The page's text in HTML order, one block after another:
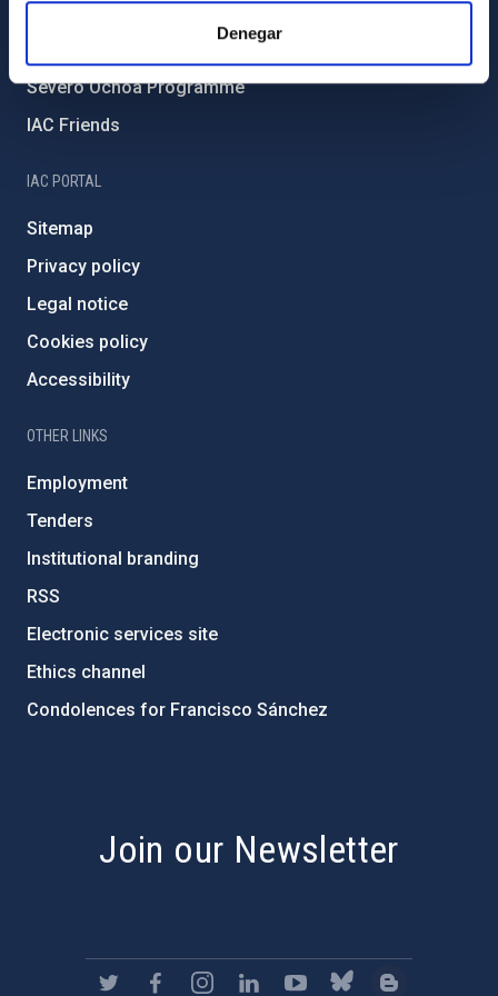
Denegar
IAC Projects
Severo Ochoa Programme
IAC Friends
IAC PORTAL
Sitemap
Privacy policy
Legal notice
Cookies policy
Accessibility
OTHER LINKS
Employment
Tenders
Institutional branding
RSS
Electronic services site
Ethics channel
Condolences for Francisco Sánchez
Join our Newsletter